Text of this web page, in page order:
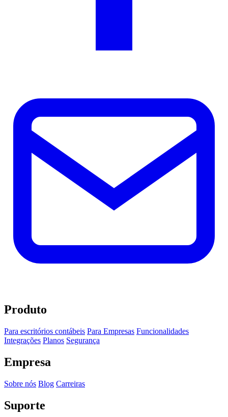
Produto
Para escritórios contábeis Para Empresas Funcionalidades
Integrações Planos Segurança
Empresa
Sobre nós Blog Carreiras
Suporte